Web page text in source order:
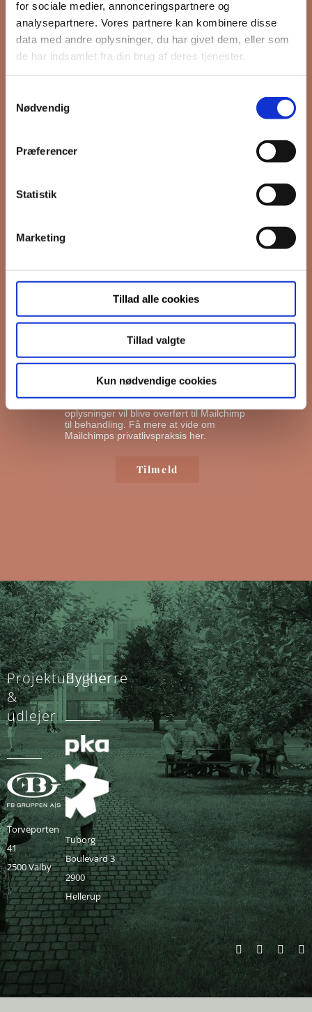
for sociale medier, annonceringspartnere og
analysepartnere. Vores partnere kan kombinere disse
data med andre oplysninger, du har givet dem, eller som
de har indsamlet fra din brug af deres tjenester.
Nødvendig
Præferencer
Statistik
Marketing
Tillad alle cookies
Tillad valgte
Kun nødvendige cookies
*
Fornavn
Efternavn
Email
Interesseret i
FB Gruppen vil bruge din information til
at kontakte dig i forbindelse med
nyheder - og nye boliger. Før vi kan gøre
sende dig emails.Du kan læse vores
Vi bruger Mailchimp til at sende
nyhedsbreve ud. Ved at klikke nedenfor
for at abonnere, anerkender du, at dine
oplysninger vil blive overført til Mailchimp
til behandling. Få mere at vide om
Mailchimps privatlivspraksis her.
Projektudvikler
&
udlejer
Torveporten
41
2500 Valby
Bygherre
Tuborg
Boulevard 3
2900
Hellerup